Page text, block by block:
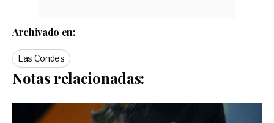
Archivado en:
Las Condes
Notas relacionadas: